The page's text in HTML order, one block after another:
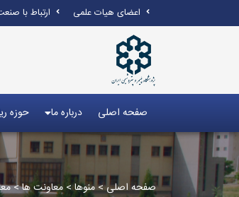
اعضای هیات علمی ارتباط با
صفحه اصلی درباره ما حوزه
صفحه اصلی>منوها> معاونت ها>